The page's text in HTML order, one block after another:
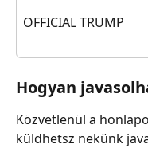
OFFICIAL TRUMP
Hogyan
Közvetlenül a
küldhetsz nekünk